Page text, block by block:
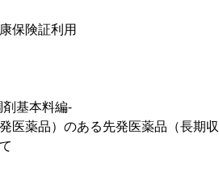
保険証利用
基本料編-
医薬品）のある先発医薬品（長期収